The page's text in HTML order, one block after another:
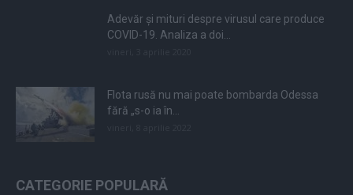
Adevăr și mituri despre virusul care produce
COVID-19. Analiza a doi...
Flota rusă nu mai poate bombarda Odessa
fără „s-o ia în...
CATEGORIE POPULARĂ